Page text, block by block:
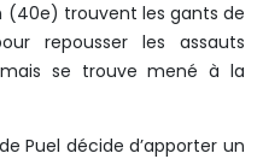
trouvent les gants de
repousser les assauts
se trouve mené à la
Puel décide d’apporter un